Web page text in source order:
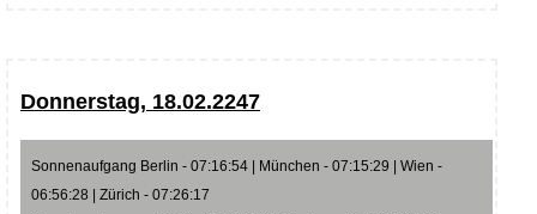
Donnerstag, 18.02.2247
Sonnenaufgang Berlin - 07:16:54 | München - 07:15:29 | Wien -
06:56:28 | Zürich - 07:26:17